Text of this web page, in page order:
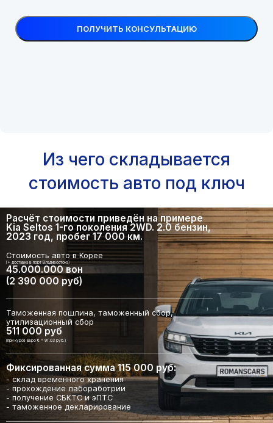
Из чего складывается
стоимость авто под ключ
Расчёт стоимости приведён на примере
Kia Seltos 1-го поколения 2WD. 2.0 бензин,
2023 год, пробег 17 000 км.
Стоимость авто в Корее
(+ доставка в порт Владивостока)
45.000.000 вон
(2 390 000 руб)
Таможенная пошлина, таможенный сбор,
утилизационный сбор
511 000 руб
(при курсе Евро € = 91.03 руб.)
Фиксированная сумма 115 000 руб:
- склад временного хранения
- прохождение лабоработрии
- получение СБКТС и эПТС
- таможенное декларирование